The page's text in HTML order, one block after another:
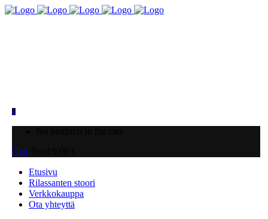
0
Cart
Etusivu
Rilassanten stoori
Verkkokauppa
Ota yhteyttä